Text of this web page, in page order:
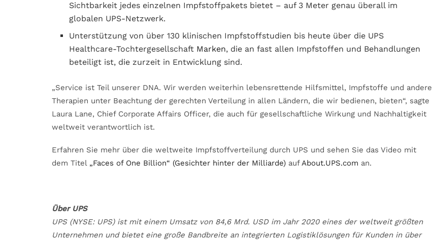
Sichtbarkeit jedes einzelnen Impfstoffpakets bietet – auf 3 Meter genau überall im
globalen UPS-Netzwerk.
Unterstützung von über 130 klinischen Impfstoffstudien bis heute über die UPS
Healthcare-Tochtergesellschaft Marken, die an fast allen Impfstoffen und Behandlungen
beteiligt ist, die zurzeit in Entwicklung sind.
„Service ist Teil unserer DNA. Wir werden weiterhin lebensrettende Hilfsmittel, Impfstoffe und andere
Therapien unter Beachtung der gerechten Verteilung in allen Ländern, die wir bedienen, bieten“, sagte
Laura Lane, Chief Corporate Affairs Officer, die auch für gesellschaftliche Wirkung und Nachhaltigkeit
weltweit verantwortlich ist.
Erfahren Sie mehr über die weltweite Impfstoffverteilung durch UPS und sehen Sie das Video mit
dem Titel „Faces of One Billion“ (Gesichter hinter der Milliarde) aufAbout.UPS.com an.
Über UPS
UPS (NYSE: UPS) ist mit einem Umsatz von 84,6 Mrd. USD im Jahr 2020 eines der weltweit größten
Unternehmen und bietet eine große Bandbreite an integrierten Logistiklösungen für Kunden in über